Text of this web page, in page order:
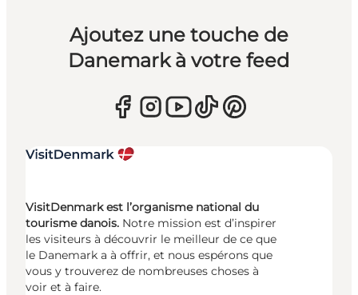
Ajoutez une touche de
Danemark à votre feed
VisitDenmark est l’organisme national du
tourisme danois. Notre mission est d’inspirer
les visiteurs à découvrir le meilleur de ce que
le Danemark a à offrir, et nous espérons que
vous y trouverez de nombreuses choses à
voir et à faire.